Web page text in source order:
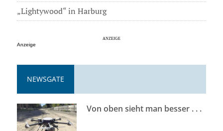
„Lightywood“ in Harburg
Anzeige
NEWSGATE
Von oben sieht man besser . . .